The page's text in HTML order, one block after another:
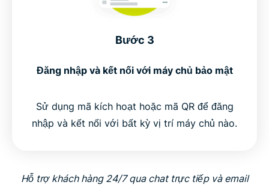
Bước 3
Đăng nhập và kết nối với máy chủ bảo mật
Sử dụng mã kích hoạt hoặc mã QR để đăng
nhập và kết nối với bất kỳ vị trí máy chủ nào.
Hỗ trợ khách hàng 24/7 qua chat trực tiếp và email